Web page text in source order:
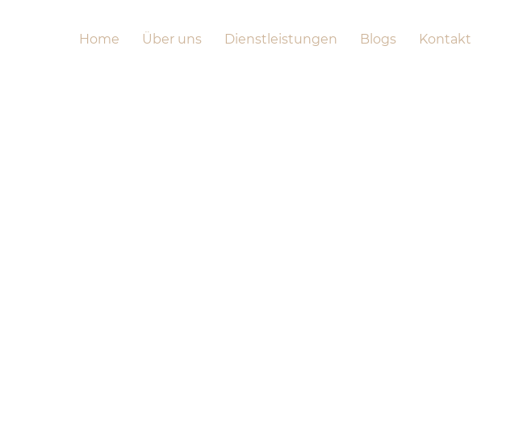
Home Über uns Dienstleistungen Blogs Kontakt